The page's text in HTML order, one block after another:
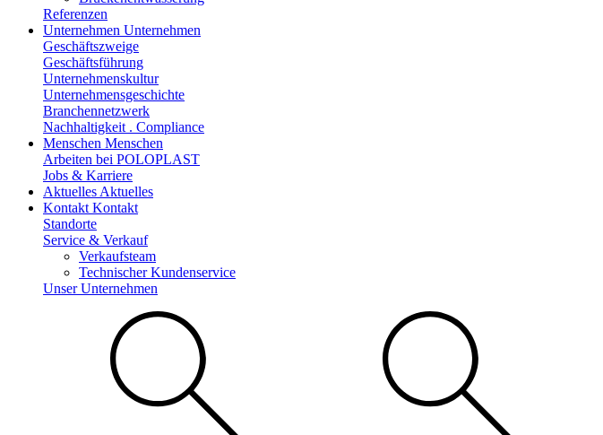
Referenzen
Unternehmen Unternehmen
Geschäftszweige
Geschäftsführung
Unternehmenskultur
Unternehmensgeschichte
Branchennetzwerk
Nachhaltigkeit . Compliance
Menschen Menschen
Arbeiten bei POLOPLAST
Jobs & Karriere
Aktuelles Aktuelles
Kontakt Kontakt
Standorte
Service & Verkauf
Verkaufsteam
Technischer Kundenservice
Unser Unternehmen